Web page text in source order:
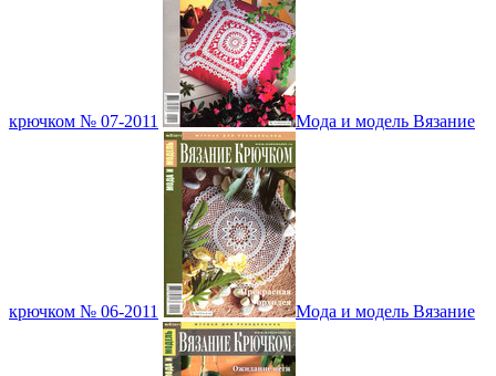
крючком № 07-2011 Мода и модель Вязание
крючком № 06-2011 Мода и модель Вязание